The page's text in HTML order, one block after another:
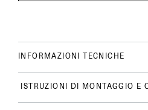
INFORMAZIONI TECNICHE
ISTRUZIONI DI MONTAGGIO E